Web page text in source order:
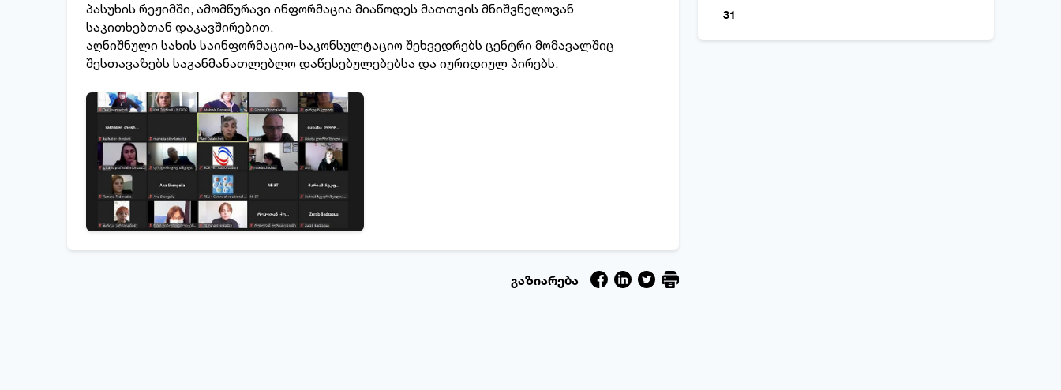
31
პასუხის რეჟიმში, ამომწურავი ინფორმაცია მიაწოდეს მათთვის მნიშვნელოვან
საკითხებთან დაკავშირებით.
აღნიშნული სახის საინფორმაციო-საკონსულტაციო შეხვედრებს ცენტრი მომავალშიც
შესთავაზებს საგანმანათლებლო დაწესებულებებსა და იურიდიულ პირებს.
გაზიარება